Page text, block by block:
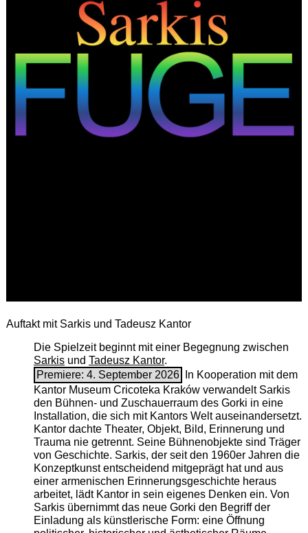
Auftakt mit Sarkis und Tadeusz Kantor
Die Spielzeit beginnt mit einer Begegnung zwischen
Sarkisund Tadeusz Kantor.
Premiere: 4. September 2026
In Kooperation mit dem
Kantor Museum Cricoteka Kraków verwandelt Sarkis
den Bühnen- und Zuschauerraum des Gorki in eine
Installation, die sich mit Kantors Welt auseinandersetzt.
Kantor dachte Theater, Objekt, Bild, Erinnerung und
Trauma nie getrennt. Seine Bühnenobjekte sind Träger
von Geschichte. Sarkis, der seit den 1960er Jahren die
Konzeptkunst entscheidend mitgeprägt hat und aus
einer armenischen ­Erinnerungsgeschichte heraus
arbeitet, lädt Kantor in sein eigenes Denken ein. Von
Sarkis übernimmt das neue Gorki den Begriff der
Einladung als künstlerische Form: eine Öffnung